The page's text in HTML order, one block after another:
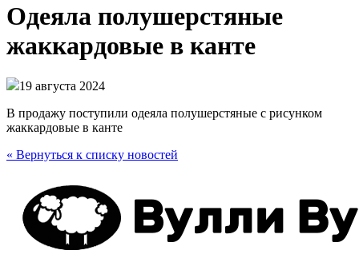
Одеяла полушерстяные
жаккардовые в канте
19 августа 2024
В продажу поступили одеяла полушерстяные с рисунком
жаккардовые в канте
« Вернуться к списку новостей